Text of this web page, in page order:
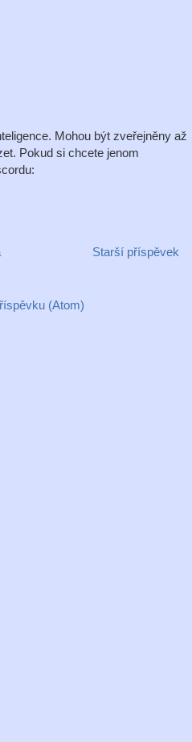
Mohou být zveřejněny až
Pokud si chcete jenom
Starší příspěvek
(Atom)